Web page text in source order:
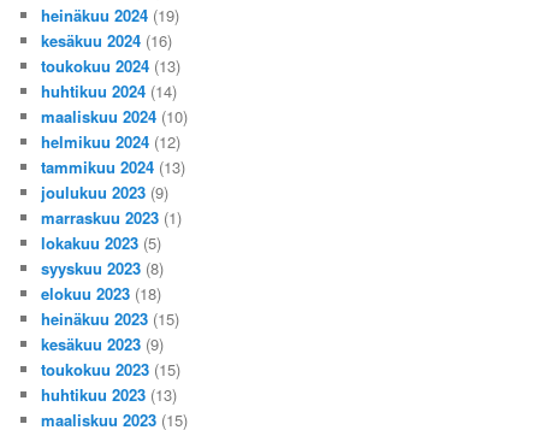
heinäkuu 2024 (19)
kesäkuu 2024 (16)
toukokuu 2024 (13)
huhtikuu 2024 (14)
maaliskuu 2024 (10)
helmikuu 2024 (12)
tammikuu 2024 (13)
joulukuu 2023 (9)
marraskuu 2023 (1)
lokakuu 2023 (5)
syyskuu 2023 (8)
elokuu 2023 (18)
heinäkuu 2023 (15)
kesäkuu 2023 (9)
toukokuu 2023 (15)
huhtikuu 2023 (13)
maaliskuu 2023 (15)